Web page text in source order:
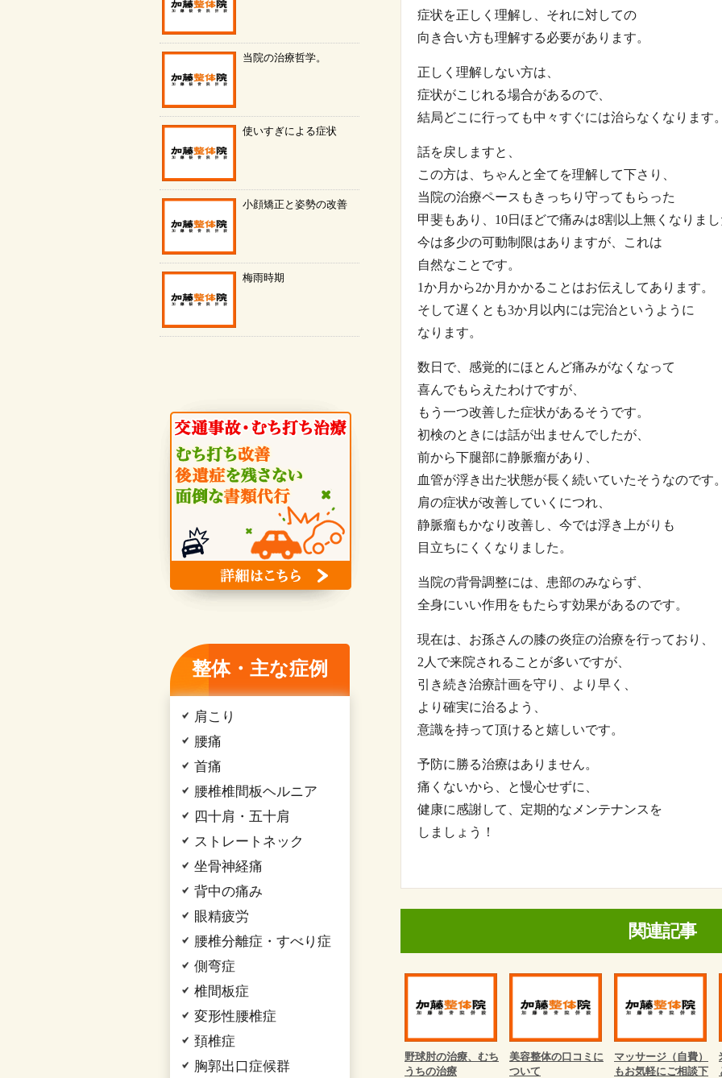
症状を正しく理解し、それに対しての
向き合い方も理解する必要があります。
正しく理解しない方は、
症状がこじれる場合があるので、
結局どこに行っても中々すぐには治らなくなります
話を戻しますと、
この方は、ちゃんと全てを理解して下さり、
当院の治療ペースもきっちり守ってもらった
甲斐もあり、10日ほどで痛みは8割以上無くなりま
今は多少の可動制限はありますが、これは
自然なことです。
1か月から2か月かかることはお伝えしてあります。
そして遅くとも3か月以内には完治というように
なります。
数日で、感覚的にほとんど痛みがなくなって
喜んでもらえたわけですが、
もう一つ改善した症状があるそうです。
初検のときには話が出ませんでしたが、
前から下腿部に静脈瘤があり、
血管が浮き出た状態が長く続いていたそうなのです
肩の症状が改善していくにつれ、
静脈瘤もかなり改善し、今では浮き上がりも
目立ちにくくなりました。
当院の背骨調整には、患部のみならず、
全身にいい作用をもたらす効果があるのです。
現在は、お孫さんの膝の炎症の治療を行っており、
2人で来院されることが多いですが、
引き続き治療計画を守り、より早く、
より確実に治るよう、
意識を持って頂けると嬉しいです。
予防に勝る治療はありません。
痛くないから、と慢心せずに、
健康に感謝して、定期的なメンテナンスを
しましょう！
関連記事
野球肘の治療、むち
うちの治療
美容整体の口コミに
ついて
マッサージ（自費）
もお気軽にご相談下
当院の治療哲学。
使いすぎによる症状
小顔矯正と姿勢の改善
梅雨時期
整体・主な症例
肩こり
腰痛
首痛
腰椎椎間板ヘルニア
四十肩・五十肩
ストレートネック
坐骨神経痛
背中の痛み
眼精疲労
腰椎分離症・すべり症
側弯症
椎間板症
変形性腰椎症
頚椎症
胸郭出口症候群